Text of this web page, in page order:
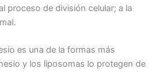
proceso de división celular; a la
es una de la formas más
y los liposomas lo protegen de